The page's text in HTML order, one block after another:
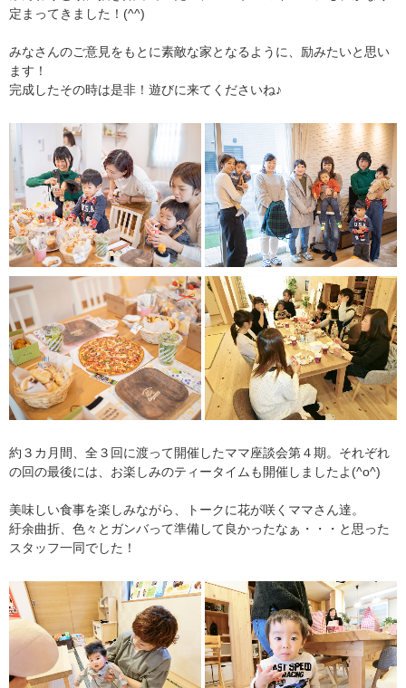
定まってきました！(^^)
みなさんのご意見をもとに素敵な家となるように、励みたいと思い
ます！
完成したその時は是非！遊びに来てくださいね♪
約３カ月間、全３回に渡って開催したママ座談会第４期。それぞれ
の回の最後には、お楽しみのティータイムも開催しましたよ(^o^)
美味しい食事を楽しみながら、トークに花が咲くママさん達。
紆余曲折、色々とガンバって準備して良かったなぁ・・・と思った
スタッフ一同でした！